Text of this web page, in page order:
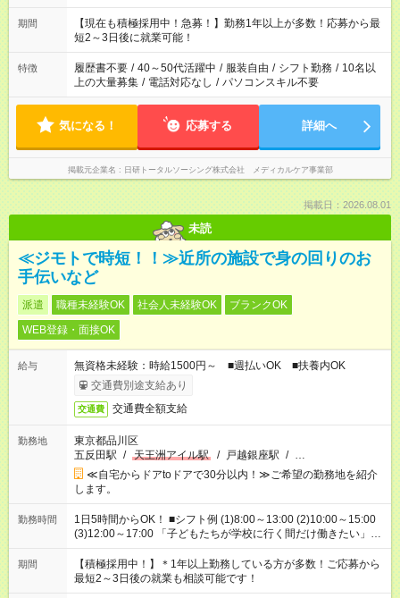
と休みを合わせたい」 「余裕を持って夕飯の準備がしたい」
「できれば残業はしたくない」 など、ご希望を教えてください
ね。 ※Wワーク希望の方へ 今ご覧のお仕事で希望する勤務時間
と、もう1つのお仕事の勤務時間。 合計で週40時間を超える場
合は応募できません。
期間
【現在も積極採用中！急募！】勤務1年以上が多数！応募から最
短2～3日後に就業可能！
特徴 履歴書不要 / 40～50代活躍中 / 服装自由 / シフト勤務 / 10名以
上の大量募集 / 電話対応なし / パソコンスキル不要
気になる！ 応募する 詳細へ
掲載元企業名 日研トータルソーシング株式会社 メディカルケア事業部
掲載日：2026.08.01
未読
≪ジモトで時短！！≫近所の施設で身の回りのお
手伝いなど
派遣 職種未経験OK 社会人未経験OK
ブランクOK
WEB登録・面接OK
給与
無資格未経験：時給1500円～ ■週払いOK ■扶養内OK
交通費別途支給あり
交通費 交通費全額支給
勤務地
東京都品川区
五反田駅 / 天王洲アイル駅 / 戸越銀座駅 / …
≪自宅からドアtoドアで30分以内！≫ご希望の勤務地を紹介
します。
勤務時間
1日5時間からOK！ ■シフト例 (1)8:00～13:00 (2)10:00～15:00
(3)12:00～17:00 「子どもたちが学校に行く間だけ働きたい」
「余裕を持って夕飯の準備がしたい」 「午前中は働いて、午後
はプライベートの時間にしたい」 など、ご希望を教えてくださ
いね。 ※Wワーク希望の方へ 今ご覧のお仕事で希望する勤務時
間と、もう1つのお仕事の勤務時間。 合計で週40時間を超える
期間
【積極採用中！】＊1年以上勤務している方が多数！ご応募から
最短2～3日後の就業も相談可能です！